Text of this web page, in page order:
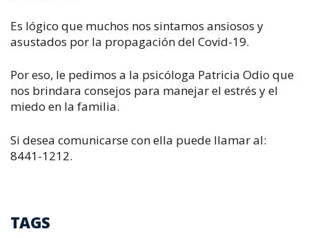
Es lógico que muchos nos sintamos ansiosos y
asustados por la propagación del Covid-19.
Por eso, le pedimos a la psicóloga Patricia Odio que
nos brindara consejos para manejar el estrés y el
miedo en la familia.
Si desea comunicarse con ella puede llamar al:
8441-1212.
TAGS